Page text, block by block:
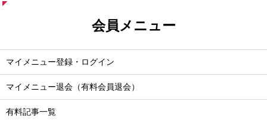
会員メニュー
マイメニュー登録・ログイン
マイメニュー退会（有料会員退会）
有料記事一覧